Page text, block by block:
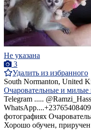
Не указана
3
Удалить из избранного
South Normanton, United
Очаровательные и
Telegram .....
фотографиях
Хорошо обучен,